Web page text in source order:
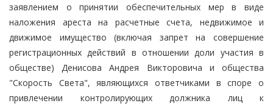
заявлением о принятии обеспечительных мер в виде
наложения ареста на расчетные счета, недвижимое и
движимое имущество (включая запрет на совершение
регистрационных действий в отношении доли участия в
обществе) Денисова Андрея Викторовича и общества
"Скорость Света", являющихся ответчиками в споре о
привлечении контролирующих должника лиц к